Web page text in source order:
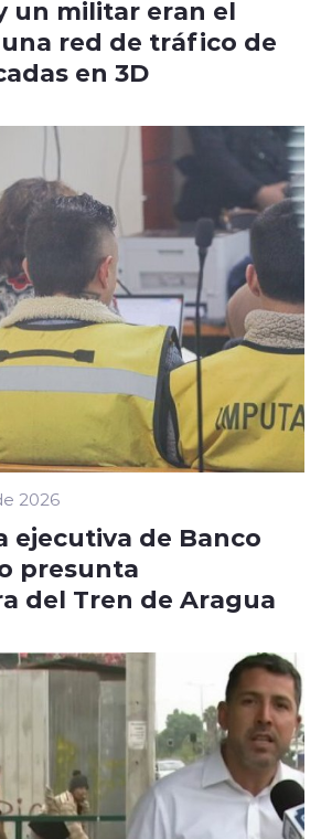
un militar eran el
red de tráfico de
en 3D
2026
ejecutiva de Banco
presunta
del Tren de Aragua